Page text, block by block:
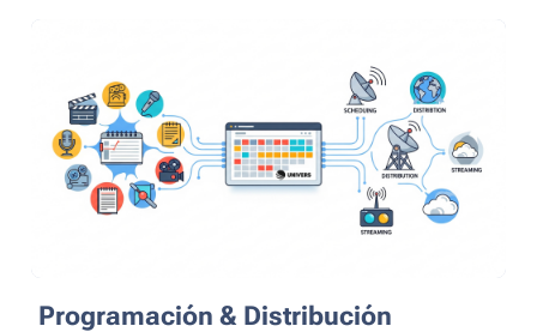
Programación & Distribución